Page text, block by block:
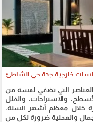
خارجية جدة حي الشاطئ
التي تضفي لمسة من
والاستراحات، والفلل
خلال معظم أشهر السنة،
والعملية ضرورة لكل من